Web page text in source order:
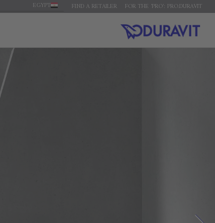
FOR THE 'PRO': PRO.DURAVIT
FIND A RETAILER
EGYPT